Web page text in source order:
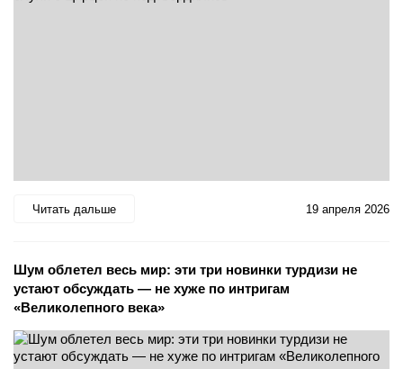
Читать дальше 19 апреля 2026
Шум облетел весь мир: эти три новинки турдизи не
устают обсуждать — не хуже по интригам
«Великолепного века»